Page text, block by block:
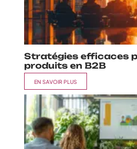
Stratégies efficaces
produits en B2B
EN SAVOIR PLUS